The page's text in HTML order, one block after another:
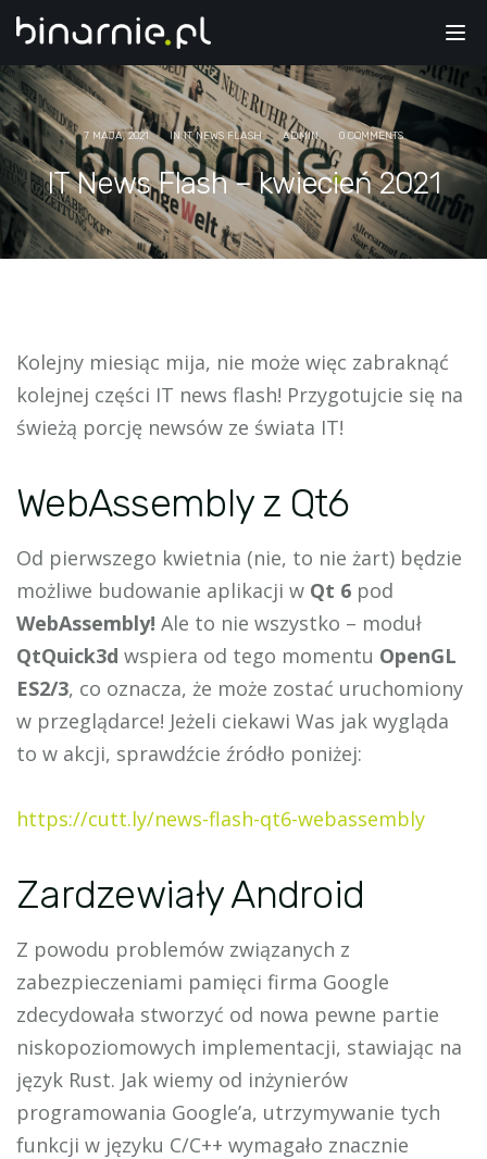
7 MAJA, 2021 INIT NEWS FLASH ADMIN 0 COMMENTS
IT News Flash – kwiecień 2021
Kolejny miesiąc mija, nie może więc zabraknąć
kolejnej części IT news flash! Przygotujcie się na
świeżą porcję newsów ze świata IT!
WebAssembly z Qt6
Od pierwszego kwietnia (nie, to nie żart) będzie
możliwe budowanie aplikacji w Qt 6 pod
WebAssembly! Ale to nie wszystko – moduł
QtQuick3d wspiera od tego momentu OpenGL
ES2/3, co oznacza, że może zostać uruchomiony
w przeglądarce! Jeżeli ciekawi Was jak wygląda
to w akcji, sprawdźcie źródło poniżej:
https://cutt.ly/news-flash-qt6-webassembly
Zardzewiały Android
Z powodu problemów związanych z
zabezpieczeniami pamięci firma Google
zdecydowała stworzyć od nowa pewne partie
niskopoziomowych implementacji, stawiając na
język Rust. Jak wiemy od inżynierów
programowania Google’a, utrzymywanie tych
funkcji w języku C/C++ wymagało znacznie